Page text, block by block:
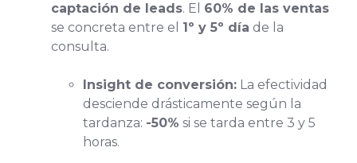
captación de leads. El 60% de las ventas
se concreta entre el 1º y 5º día de la
consulta.
Insight de conversión: La efectividad
desciende drásticamente según la
tardanza: -50% si se tarda entre 3 y 5
horas.